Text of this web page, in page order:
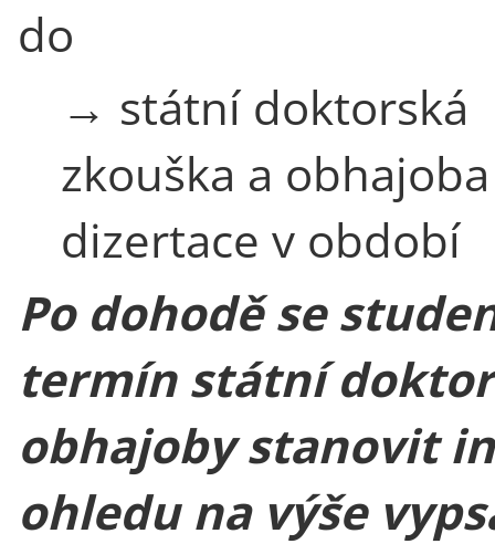
do
→ státní doktorská
zkouška a obhajoba
dizertace v období
Po dohodě se
termín státní
obhajoby stanovit
ohledu na výše